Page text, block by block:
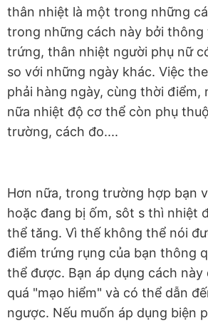
thân nhiệt là một trong những
trong những cách này bởi thông
trứng, thân nhiệt người phụ nữ
so với những ngày khác. Việc
phải hàng ngày, cùng thời điểm,
nữa nhiệt độ cơ thể còn phụ
trường, cách đo....
Hơn nữa, trong trường hợp bạn
hoặc đang bị ốm, sôt s thì nhiệt
thể tăng. Vì thế không thể nói
điểm trứng rụng của bạn thông
thể được. Bạn áp dụng cách này
quá "mạo hiểm" và có thể dẫn
ngược. Nếu muốn áp dụng biện